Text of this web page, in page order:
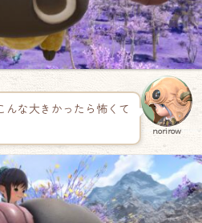
んな大きかったら怖くて
norirow